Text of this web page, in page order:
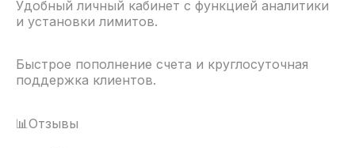
Удобный личный кабинет с функцией аналитики
и установки лимитов.
Быстрое пополнение счета и круглосуточная
поддержка клиентов.
📊Отзывы